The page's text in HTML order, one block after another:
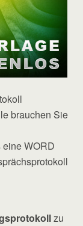
brauchen Sie
WORD
zu